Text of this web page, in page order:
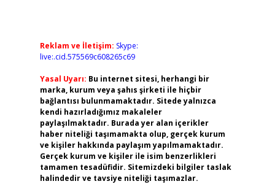
Reklam ve İletişim: Skype:
live:.cid.575569c608265c69
Yasal Uyarı: Bu internet sitesi, herhangi bir
marka, kurum veya şahıs şirketi ile hiçbir
bağlantısı bulunmamaktadır. Sitede yalnızca
kendi hazırladığımız makaleler
paylaşılmaktadır. Burada yer alan içerikler
haber niteliği taşımamakta olup, gerçek kurum
ve kişiler hakkında paylaşım yapılmamaktadır.
Gerçek kurum ve kişiler ile isim benzerlikleri
tamamen tesadüfidir. Sitemizdeki bilgiler taslak
halindedir ve tavsiye niteliği taşımazlar.